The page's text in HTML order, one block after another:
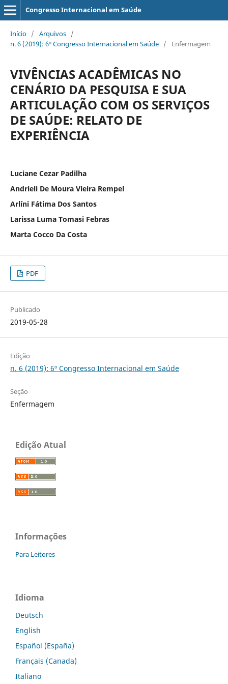
Congresso Internacional em Saúde
Início / Arquivos /
n. 6 (2019): 6º Congresso Internacional em Saúde / Enfermagem
VIVÊNCIAS ACADÊMICAS NO
CENÁRIO DA PESQUISA E SUA
ARTICULAÇÃO COM OS SERVIÇOS
DE SAÚDE: RELATO DE
EXPERIÊNCIA
Luciane Cezar Padilha
Andrieli De Moura Vieira Rempel
Arlíni Fátima Dos Santos
Larissa Luma Tomasi Febras
Marta Cocco Da Costa
PDF
Publicado
2019-05-28
Edição
n. 6 (2019): 6º Congresso Internacional em Saúde
Seção
Enfermagem
Edição Atual
Informações
Para Leitores
Idioma
Deutsch
English
Español (España)
Français (Canada)
Italiano